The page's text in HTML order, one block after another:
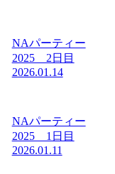
NAパーティー
2025 2日目
2026.01.14
NAパーティー
2025 1日目
2026.01.11